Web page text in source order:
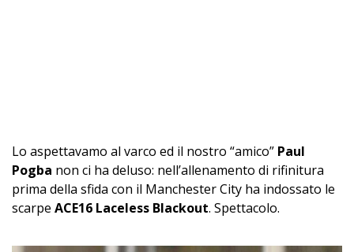
Lo aspettavamo al varco ed il nostro “amico” Paul
Pogba non ci ha deluso: nell’allenamento di rifinitura
prima della sfida con il Manchester City ha indossato le
scarpe ACE16 Laceless Blackout. Spettacolo.